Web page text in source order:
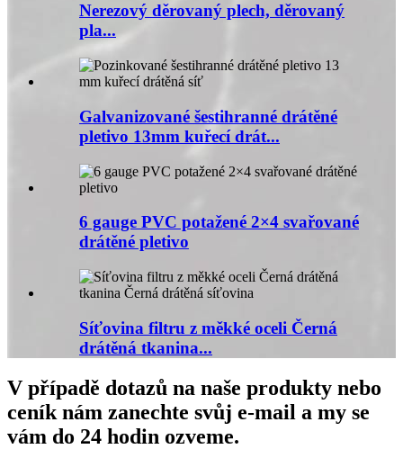
Nerezový děrovaný plech, děrovaný
pla...
Galvanizované šestihranné drátěné
pletivo 13mm kuřecí drát...
6 gauge PVC potažené 2×4 svařované
drátěné pletivo
Síťovina filtru z měkké oceli Černá
drátěná tkanina...
V případě dotazů na naše produkty nebo
ceník nám zanechte svůj e-mail a my se
vám do 24 hodin ozveme.